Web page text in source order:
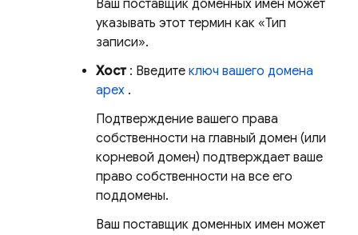
Ваш поставщик доменных имен может
указывать этот термин как «Тип
записи».
Хост: Введите ключ вашего домена
apex .
Подтверждение вашего права
собственности на главный домен (или
корневой домен) подтверждает ваше
право собственности на все его
поддомены.
Ваш поставщик доменных имен может